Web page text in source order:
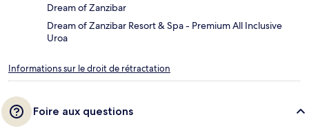
Dream of Zanzibar
Dream of Zanzibar Resort & Spa - Premium All Inclusive
Uroa
Informations sur le droit de rétractation
Foire aux questions